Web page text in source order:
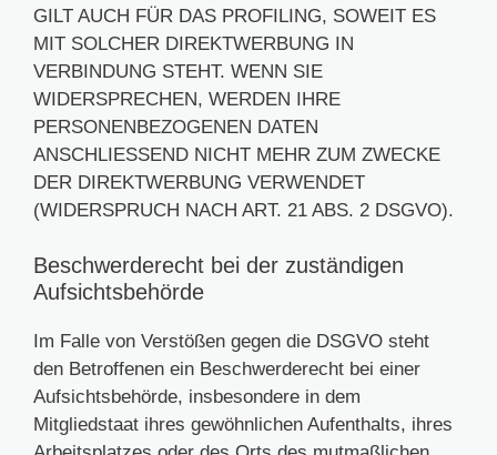
GILT AUCH FÜR DAS PROFILING, SOWEIT ES
MIT SOLCHER DIREKTWERBUNG IN
VERBINDUNG STEHT. WENN SIE
WIDERSPRECHEN, WERDEN IHRE
PERSONENBEZOGENEN DATEN
ANSCHLIESSEND NICHT MEHR ZUM ZWECKE
DER DIREKTWERBUNG VERWENDET
(WIDERSPRUCH NACH ART. 21 ABS. 2 DSGVO).
Beschwerde­recht bei der zuständigen
Aufsichts­behörde
Im Falle von Verstößen gegen die DSGVO steht
den Betroffenen ein Beschwerderecht bei einer
Aufsichtsbehörde, insbesondere in dem
Mitgliedstaat ihres gewöhnlichen Aufenthalts, ihres